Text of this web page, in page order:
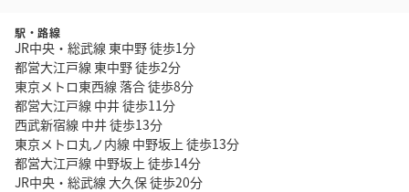
駅・路線
JR中央・総武線 東中野 徒歩1分
都営大江戸線 東中野 徒歩2分
東京メトロ東西線 落合 徒歩8分
都営大江戸線 中井 徒歩11分
西武新宿線 中井 徒歩13分
東京メトロ丸ノ内線 中野坂上 徒歩13分
都営大江戸線 中野坂上 徒歩14分
JR中央・総武線 大久保 徒歩20分